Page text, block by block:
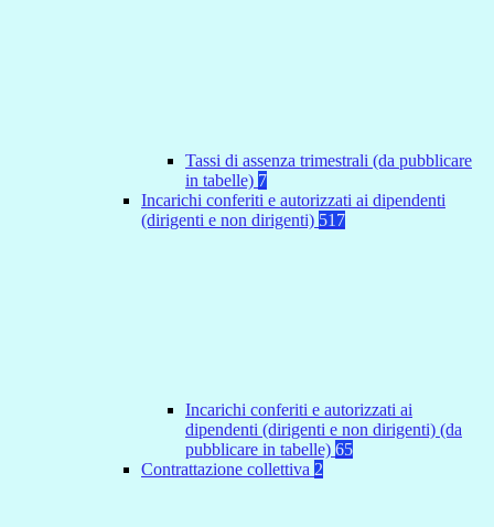
Tassi di assenza trimestrali (da pubblicare
in tabelle) 7
Incarichi conferiti e autorizzati ai dipendenti
(dirigenti e non dirigenti) 517
Incarichi conferiti e autorizzati ai
dipendenti (dirigenti e non dirigenti) (da
pubblicare in tabelle) 65
Contrattazione collettiva 2